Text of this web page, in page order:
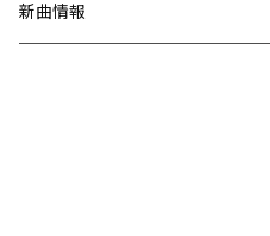
新曲情報